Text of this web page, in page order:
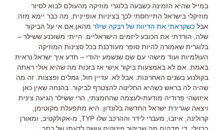
במייל שהיא הזמינה כשבעה בלוגרי מוזיקה מהעולם לבוא לסיור
מוזיקלי בישראל התייחסתי לכך בציניות אופיינית. מה כבר יימא מזה.
אבל כשקראתי את הדיווח של רבקה שילר מהאן.אם.אי על הביקור
שלה, הורדתי את הכובע ליזמים הישראליים. הייתי משוכנע ששילר –
בלוגרית שאמורה להיות סופר מעודכנת בכל סצינות המוזיקה
העולמיות ועוד מישהי עם שם שנשמע יהודי – תדע איך ישראל נראית
באמת. אם לא באמצעות ביקור אישי אז בזכות מה שהיא אולי ראתה
בקולנוע בשנים האחרונות. אבל לא. עדיין חול, גמלים ופצצות. זה מה
שהיה לה בראש כשהיא החליטה להצטרף לביקור. בהנחה שאין כאן
איזושהי פרודיה מודעת-לעצמה שהחמצתי, הרי ששילר הגיעה צינית
ויצאה שגרירת ישראל החדשה בלונדון. היא מתפעלת מקוטימן,
קרולינה, איזבו, מעברי לידר וההרכב שלו TYP, מ-אקולקטיב, ומאורן